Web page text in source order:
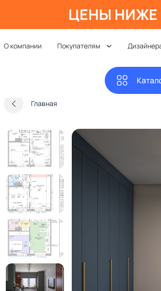
ЦЕНЫ НИЖЕ
О компании Покупателям
Главная